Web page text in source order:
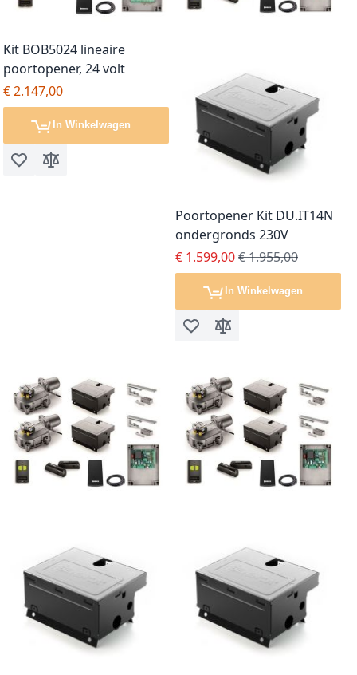
Kit BOB5024 lineaire
poortopener, 24 volt
€ 2.147,00
In Winkelwagen
Voeg toe aan verlanglijst
Toevoegen om te vergelijken
Poortopener Kit DU.IT14N
ondergronds 230V
Special Price
€ 1.599,00Regular Price
€ 1.955,00
In Winkelwagen
Voeg toe aan verlanglijst
Toevoegen om te